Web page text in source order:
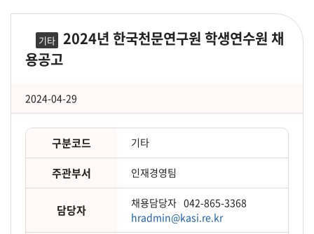
기타 2024년 한국천문연구원 학생연수원 채
용공고
2024-04-29
구분코드 기타
주관부서 인재경영팀
담당자 채용담당자 042-865-3368
hradmin@kasi.re.kr